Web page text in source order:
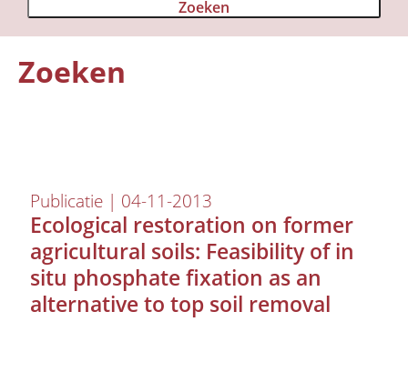
Organisatie
Zoeken
Publicatie | 04-11-2013
Ecological restoration on former
agricultural soils: Feasibility of in
situ phosphate fixation as an
alternative to top soil removal